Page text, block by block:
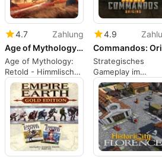
4.7
Zahlung
Age of Mythology: Retold - Heavenly Spear
Age of Mythology:
Retold - Himmlischer
Speer bringt
japanischen
Pantheon
4.9
Strategisches
Gameplay im
Commandos: